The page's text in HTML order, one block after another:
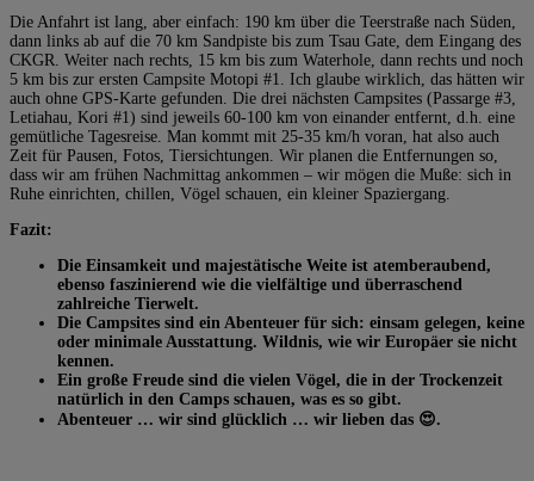
Die Anfahrt ist lang, aber einfach: 190 km über die Teerstraße nach Süden,
dann links ab auf die 70 km Sandpiste bis zum Tsau Gate, dem Eingang des
CKGR. Weiter nach rechts, 15 km bis zum Waterhole, dann rechts und noch
5 km bis zur ersten Campsite Motopi #1. Ich glaube wirklich, das hätten wir
auch ohne GPS-Karte gefunden. Die drei nächsten Campsites (Passarge #3,
Letiahau, Kori #1) sind jeweils 60-100 km von einander entfernt, d.h. eine
gemütliche Tagesreise. Man kommt mit 25-35 km/h voran, hat also auch
Zeit für Pausen, Fotos, Tiersichtungen. Wir planen die Entfernungen so,
dass wir am frühen Nachmittag ankommen – wir mögen die Muße: sich in
Ruhe einrichten, chillen, Vögel schauen, ein kleiner Spaziergang.
Fazit:
Die Einsamkeit und majestätische Weite ist atemberaubend,
ebenso faszinierend wie die vielfältige und überraschend
zahlreiche Tierwelt.
Die Campsites sind ein Abenteuer für sich: einsam gelegen, keine
oder minimale Ausstattung. Wildnis, wie wir Europäer sie nicht
kennen.
Ein große Freude sind die vielen Vögel, die in der Trockenzeit
natürlich in den Camps schauen, was es so gibt.
Abenteuer … wir sind glücklich … wir lieben das 😍.